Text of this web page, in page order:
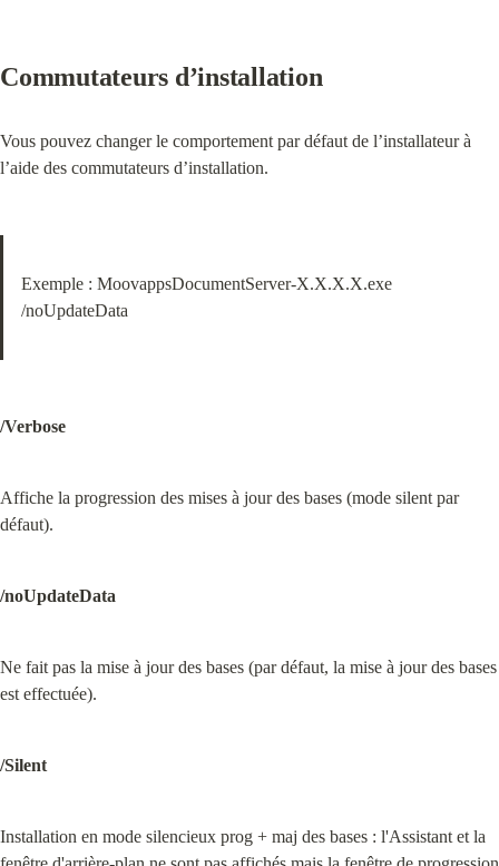
Commutateurs d’installation
Vous pouvez changer le comportement par défaut de l’installateur à
l’aide des commutateurs d’installation.
Exemple : MoovappsDocumentServer-X.X.X.X.exe
/noUpdateData
/Verbose
Affiche la progression des mises à jour des bases (mode silent par
défaut).
/noUpdateData
Ne fait pas la mise à jour des bases (par défaut, la mise à jour des bases
est effectuée).
/Silent
Installation en mode silencieux prog + maj des bases : l'Assistant et la